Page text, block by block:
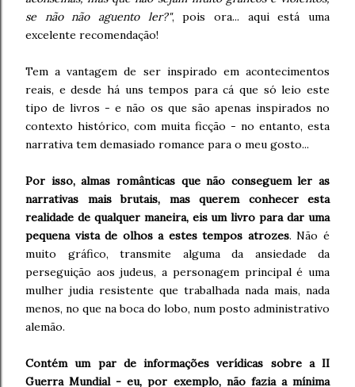
se não não aguento ler?", pois ora... aqui está uma
excelente recomendação!
Tem a vantagem de ser inspirado em acontecimentos
reais, e desde há uns tempos para cá que só leio este
tipo de livros - e não os que são apenas inspirados no
contexto histórico, com muita ficção - no entanto, esta
narrativa tem demasiado romance para o meu gosto...
Por isso, almas românticas que não conseguem ler as
narrativas mais brutais, mas querem conhecer esta
realidade de qualquer maneira, eis um livro para dar uma
pequena vista de olhos a estes tempos atrozes. Não é
muito gráfico, transmite alguma da ansiedade da
perseguição aos judeus, a personagem principal é uma
mulher judia resistente que trabalhada nada mais, nada
menos, no que na boca do lobo, num posto administrativo
alemão.
Contém um par de informações verídicas sobre a II
Guerra Mundial - eu, por exemplo, não fazia a mínima